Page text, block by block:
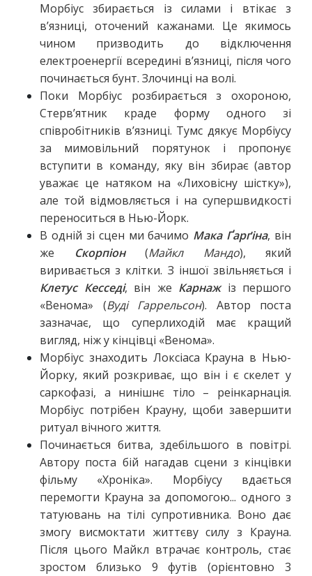
Морбіус збирається із силами і втікає з
в’язниці, оточений кажанами. Це якимось
чином призводить до відключення
електроенергії всередині в’язниці, після чого
починається бунт. Злочинці на волі.
Поки Морбіус розбирається з охороною,
Стерв’ятник краде форму одного зі
співробітників в’язниці. Тумс дякує Морбіусу
за мимовільний порятунок і пропонує
вступити в команду, яку він збирає (автор
уважає це натяком на «Лиховісну шістку»),
але той відмовляється і на супершвидкості
переноситься в Нью-Йорк.
В одній зі сцен ми бачимо Мака Ґарґіна, він
же
Скорпіон (Майкл Мандо), який
виривається з клітки. З іншої звільняється і
Клетус Кесседі, він же Карнаж із першого
«Венома» (Вуді Гаррельсон). Автор поста
зазначає, що суперлиходій має кращий
вигляд, ніж у кінцівці «Венома».
Морбіус знаходить Локсіаса Крауна в Нью-
Йорку, який розкриває, що він і є скелет у
саркофазі, а нинішнє тіло – реінкарнація.
Морбіус потрібен Крауну, щоби завершити
ритуал вічного життя.
Починається битва, здебільшого в повітрі.
Автору поста бій нагадав сцени з кінцівки
фільму «Хроніка». Морбіусу вдається
перемогти Крауна за допомогою... одного з
татуювань на тілі супротивника. Воно дає
змогу висмоктати життєву силу з Крауна.
Після цього Майкл втрачає контроль, стає
зростом близько 9 футів (орієнтовно 3